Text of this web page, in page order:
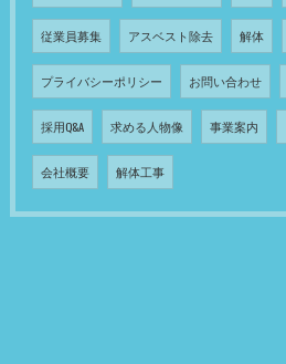
従業員募集 アスベスト除去 解体
プライバシーポリシー お問い合わせ
採用Q&A 求める人物像 事業案内
会社概要 解体工事